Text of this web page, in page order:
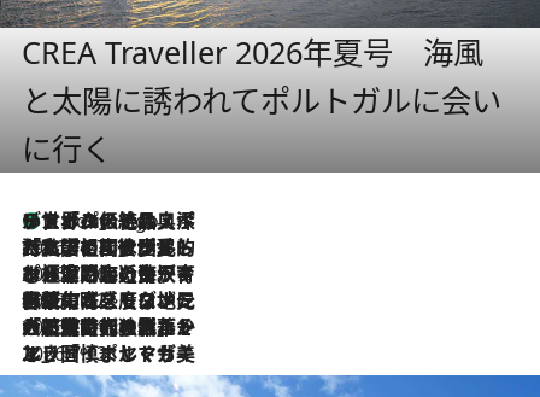
CREA Traveller 2026年夏号 海風
と太陽に誘われてポルトガルに会い
に行く
6 Hours Ago
リスボンの絶品スイーツ「パステル・デ・ナタ」とは？ポルトガル伝統の奥深い世界へ
2026.7.27
「私の祖国はポルトガル語です」国民的詩人フェルナンド・ペソアと、彼が愛した文学の街を歩く
2026.7.26
ポルトガル近海が育む極上の海の幸。キリリと冷えた白ワインと愉しむ、シーフード専門店の贅沢
2026.7.22
伝統の味をモダンに昇華。高感度な地元客が集う、リスボンの最旬ガストロノミー
2026.7.21
大航海時代の栄華から、震災、独裁、そして革命へ。ポルトガル・首都リスボンの石畳に刻まれた「歴史の光と影」
2026.7.13
エッセイ・ヤマザキマリ「慎ましくも美しき国 ポルトガル」